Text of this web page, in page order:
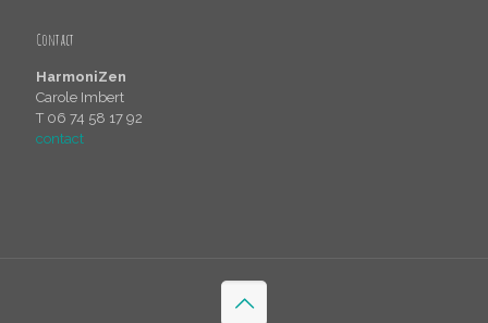
Contact
HarmoniZen
Carole Imbert
T 06 74 58 17 92
contact